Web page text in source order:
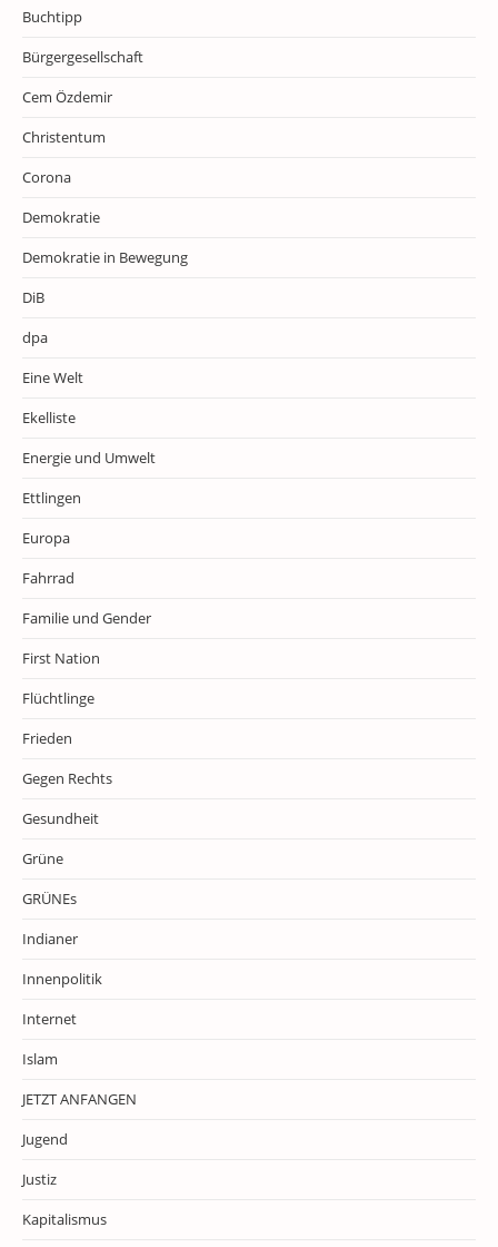
Buchtipp
Bürgergesellschaft
Cem Özdemir
Christentum
Corona
Demokratie
Demokratie in Bewegung
DiB
dpa
Eine Welt
Ekelliste
Energie und Umwelt
Ettlingen
Europa
Fahrrad
Familie und Gender
First Nation
Flüchtlinge
Frieden
Gegen Rechts
Gesundheit
Grüne
GRÜNEs
Indianer
Innenpolitik
Internet
Islam
JETZT ANFANGEN
Jugend
Justiz
Kapitalismus